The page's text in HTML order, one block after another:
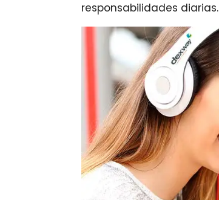
responsabilidades diarias.